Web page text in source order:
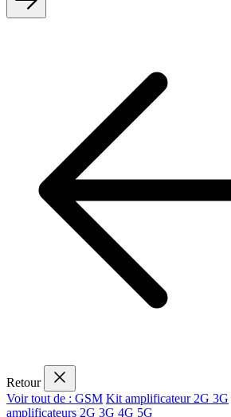
Retour
Voir tout de : GSM Kit amplificateur 2G 3G
amplificateurs 2G 3G 4G 5G